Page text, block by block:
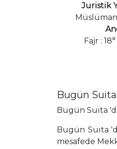
Juristik
Fajr :
Bugün
Bugün Suita
Bugün Suita
mesafede